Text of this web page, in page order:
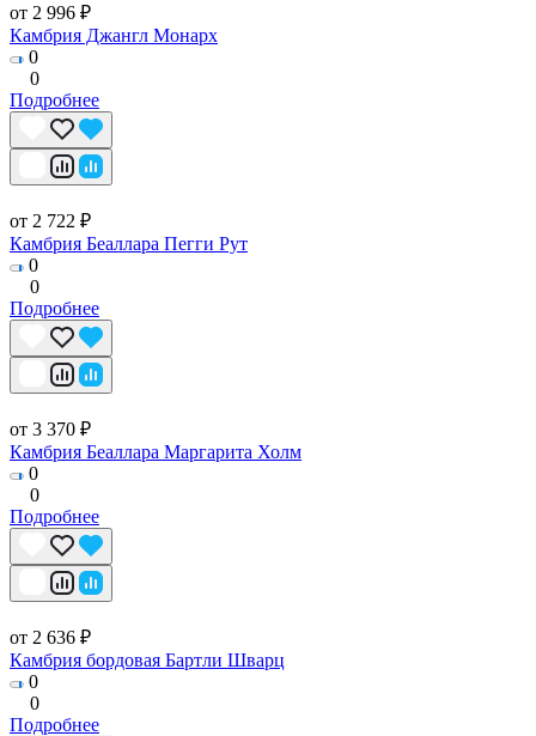
от 2 996 ₽
Камбрия Джангл Монарх
0
0
Подробнее
от 2 722 ₽
Камбрия Беаллара Пегги Рут
0
0
Подробнее
от 3 370 ₽
Камбрия Беаллара Маргарита Холм
0
0
Подробнее
от 2 636 ₽
Камбрия бордовая Бартли Шварц
0
0
Подробнее